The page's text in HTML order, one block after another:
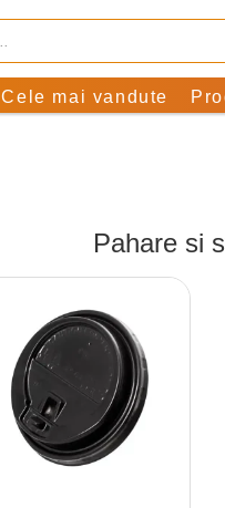
Cele mai vandute
Pahare si